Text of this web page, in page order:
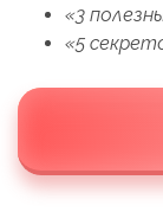
«3
«5